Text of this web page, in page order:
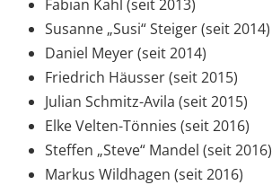
Fabian Kahl (seit 2013)
Susanne „Susi“ Steiger (seit 2014)
Daniel Meyer (seit 2014)
Friedrich Häusser (seit 2015)
Julian Schmitz-Avila (seit 2015)
Elke Velten-Tönnies (seit 2016)
Steffen „Steve“ Mandel (seit 2016)
Markus Wildhagen (seit 2016)